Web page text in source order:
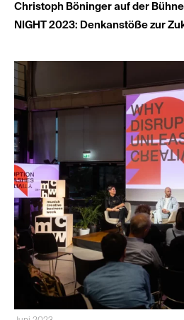
Christoph Böninger auf der Bühne
NIGHT 2023: Denkanstöße zur